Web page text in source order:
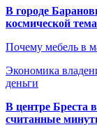
В городе
космической
Почему мебель в
Экономика
деньги
В центре Бреста
считанные